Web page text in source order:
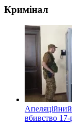
Кримінал
вбивство 17-